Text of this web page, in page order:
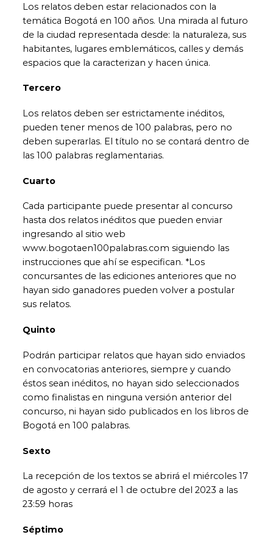
Los relatos deben estar relacionados con la
temática Bogotá en 100 años. Una mirada al futuro
de la ciudad representada desde: la naturaleza, sus
habitantes, lugares emblemáticos, calles y demás
espacios que la caracterizan y hacen única.
Tercero
Los relatos deben ser estrictamente inéditos,
pueden tener menos de 100 palabras, pero no
deben superarlas. El título no se contará dentro de
las 100 palabras reglamentarias.
Cuarto
Cada participante puede presentar al concurso
hasta dos relatos inéditos que pueden enviar
ingresando al sitio web
www.bogotaen100palabras.com siguiendo las
instrucciones que ahí se especifican. *Los
concursantes de las ediciones anteriores que no
hayan sido ganadores pueden volver a postular
sus relatos.
Quinto
Podrán participar relatos que hayan sido enviados
en convocatorias anteriores, siempre y cuando
éstos sean inéditos, no hayan sido seleccionados
como finalistas en ninguna versión anterior del
concurso, ni hayan sido publicados en los libros de
Bogotá en 100 palabras.
Sexto
La recepción de los textos se abrirá el miércoles 17
de agosto y cerrará el 1 de octubre del 2023 a las
23:59 horas
Séptimo